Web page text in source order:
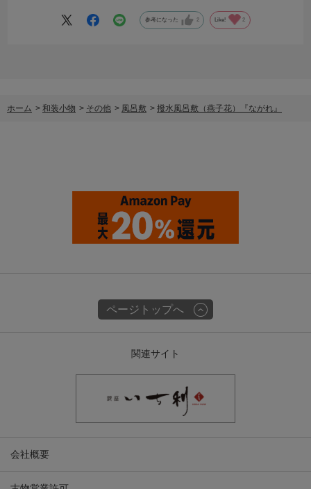
参考になった 2 Like! 2
ホーム > 和装小物 > その他 > 風呂敷 > 撥水風呂敷（燕子花）『ながれ』
ページトップへ
関連サイト
会社概要